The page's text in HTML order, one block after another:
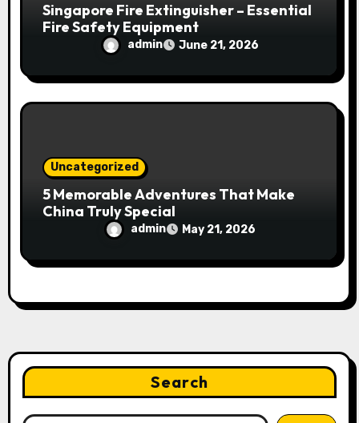
Singapore Fire Extinguisher – Essential
Fire Safety Equipment
admin June 21, 2026
Uncategorized
5 Memorable Adventures That Make
China Truly Special
admin May 21, 2026
Search